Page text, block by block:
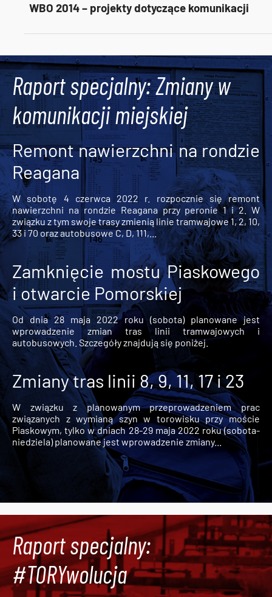
WBO 2014 – projekty dotyczące komunikacji
Raport specjalny: Zmiany w
komunikacji miejskiej
Remont nawierzchni na rondzie
Reagana
W sobotę 4 czerwca 2022 r. rozpocznie się remont
nawierzchni na rondzie Reagana przy peronie 1 i 2. W
związku z tym swoje trasy zmienią linie tramwajowe 1, 2, 10,
33 i 70 oraz autobusowe C, D, 111,...
Zamknięcie mostu Piaskowego
i otwarcie Pomorskiej
Od dnia 28 maja 2022 roku (sobota) planowane jest
wprowadzenie zmian tras linii tramwajowych i
autobusowych. Szczegóły znajdują się poniżej.
Zmiany tras linii 8, 9, 11, 17 i 23
W związku z planowanym przeprowadzeniem prac
związanych z wymianą szyn w torowisku przy moście
Piaskowym, tylko w dniach 28-29 maja 2022 roku (sobota-
niedziela) planowane jest wprowadzenie zmiany...
Raport specjalny:
#TORYwolucja